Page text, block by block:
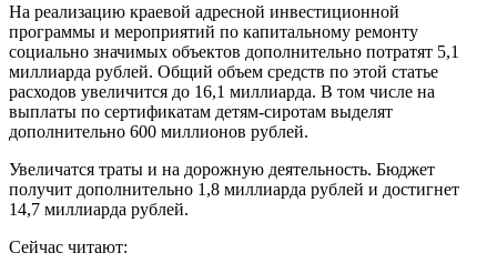
На реализацию краевой адресной инвестиционной
программы и мероприятий по капитальному ремонту
социально значимых объектов дополнительно потратят 5,1
миллиарда рублей. Общий объем средств по этой статье
расходов увеличится до 16,1 миллиарда. В том числе на
выплаты по сертификатам детям-сиротам выделят
дополнительно 600 миллионов рублей.
Увеличатся траты и на дорожную деятельность. Бюджет
получит дополнительно 1,8 миллиарда рублей и достигнет
14,7 миллиарда рублей.
Сейчас читают: